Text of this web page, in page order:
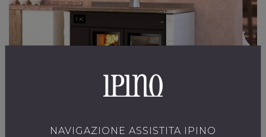
NAVIGAZIONE ASSISTITA IPINO